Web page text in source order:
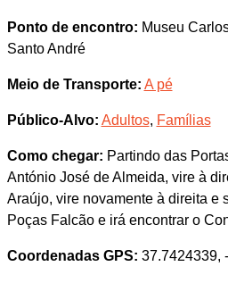
Ponto de encontro: Museu
Santo André
Meio de Transporte: A pé
Público-Alvo: Adultos, Famílias
Como chegar: Partindo das
António José de Almeida, vire à
Araújo, vire novamente à direita e
Poças Falcão e irá encontrar o
Coordenadas GPS: 37.7424339,